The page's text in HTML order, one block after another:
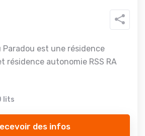
Paradou est une résidence
résidence autonomie RSS RA
lits
des infos